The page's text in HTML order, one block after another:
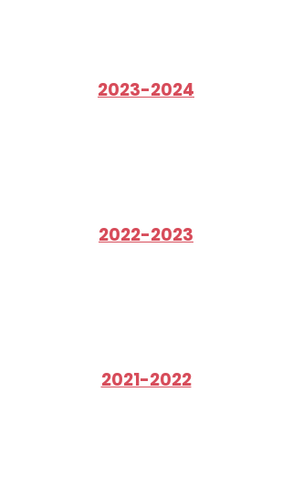
2023-2024
2022-2023
2021-2022